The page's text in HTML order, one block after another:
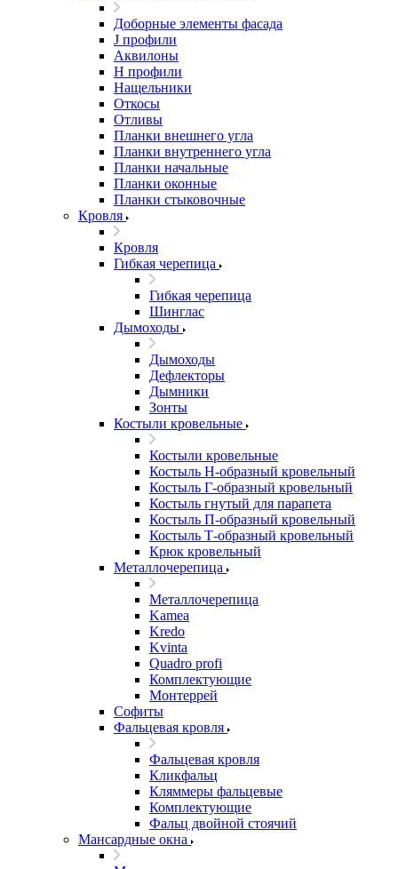
Доборные элементы фасада
J профили
Аквилоны
Н профили
Нащельники
Откосы
Отливы
Планки внешнего угла
Планки внутреннего угла
Планки начальные
Планки оконные
Планки стыковочные
Кровля
Кровля
Гибкая черепица
Гибкая черепица
Шинглас
Дымоходы
Дымоходы
Дефлекторы
Дымники
Зонты
Костыли кровельные
Костыли кровельные
Костыль H-образный кровельный
Костыль Г-образный кровельный
Костыль гнутый для парапета
Костыль П-образный кровельный
Костыль Т-образный кровельный
Крюк кровельный
Металлочерепица
Металлочерепица
Kamea
Kredo
Kvinta
Quadro profi
Комплектующие
Монтеррей
Софиты
Фальцевая кровля
Фальцевая кровля
Кликфальц
Кляммеры фальцевые
Комплектующие
Фальц двойной стоячий
Мансардные окна